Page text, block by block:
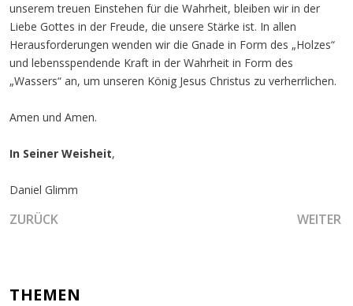
unserem treuen Einstehen für die Wahrheit, bleiben wir in der
Liebe Gottes in der Freude, die unsere Stärke ist. In allen
Herausforderungen wenden wir die Gnade in Form des „Holzes“
und lebensspendende Kraft in der Wahrheit in Form des
„Wassers“ an, um unseren König Jesus Christus zu verherrlichen.
Amen und Amen.
In Seiner Weisheit,
Daniel Glimm
VORHERIGER BEITRAG: DIE DREIDIMENSIONALE ERNTE
ZURÜCK WEITER
THEMEN